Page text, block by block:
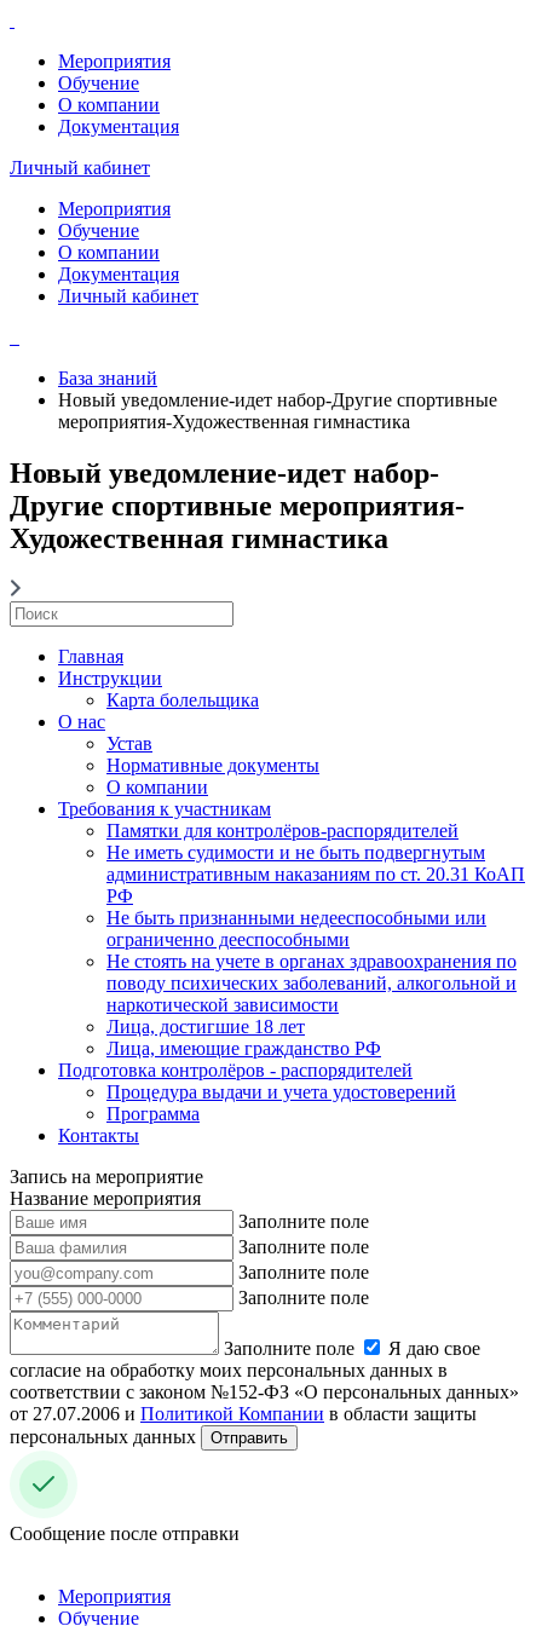
Мероприятия
Обучение
О компании
Документация
Личный кабинет
Мероприятия
Обучение
О компании
Документация
Личный кабинет
База знаний
Новый уведомление-идет набор-Другие спортивные
мероприятия-Художественная гимнастика
Новый уведомление-идет набор-
Другие спортивные мероприятия-
Художественная гимнастика
Главная
Инструкции
Карта болельщика
О нас
Устав
Нормативные документы
О компании
Требования к участникам
Памятки для контролёров-распорядителей
Не иметь судимости и не быть подвергнутым
административным наказаниям по ст. 20.31 КоАП
РФ
Не быть признанными недееспособными или
ограниченно дееспособными
Не стоять на учете в органах здравоохранения по
поводу психических заболеваний, алкогольной и
наркотической зависимости
Лица, достигшие 18 лет
Лица, имеющие гражданство РФ
Подготовка контролёров - распорядителей
Процедура выдачи и учета удостоверений
Программа
Контакты
Запись на мероприятие
Название мероприятия
Заполните поле
Заполните поле
Заполните поле
Заполните поле
Заполните поле
Я даю свое
согласие на обработку моих персональных данных в
соответствии с законом №152-ФЗ «О персональных данных»
от 27.07.2006 и Политикой Компании в области защиты
персональных данных
Отправить
Сообщение после отправки
Мероприятия
Обучение